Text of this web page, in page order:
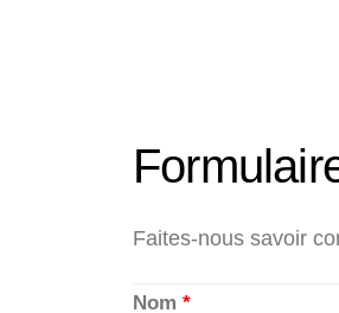
Faites-nous savoir
Nom *